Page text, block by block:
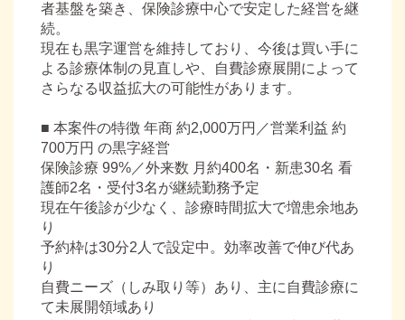
者基盤を築き、保険診療中心で安定した経営を継
続。
現在も黒字運営を維持しており、今後は買い手に
よる診療体制の見直しや、自費診療展開によって
さらなる収益拡大の可能性があります。
■ 本案件の特徴 年商 約2,000万円／営業利益 約
700万円 の黒字経営
保険診療 99%／外来数 月約400名・新患30名 看
護師2名・受付3名が継続勤務予定
現在午後診が少なく、診療時間拡大で増患余地あ
り
予約枠は30分2人で設定中。効率改善で伸び代あ
り
自費ニーズ（しみ取り等）あり、主に自費診療に
て未展開領域あり